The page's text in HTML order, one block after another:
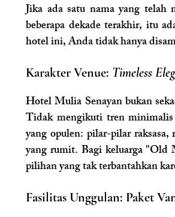
Jika ada satu nama yang
beberapa dekade terakhir, itu
hotel ini, Anda tidak hanya
Karakter Venue: Timeless
Hotel Mulia Senayan bukan
Tidak mengikuti tren minimalis
yang opulen: pilar-pilar
yang rumit. Bagi keluarga "Old
pilihan yang tak terbantahkan
Fasilitas Unggulan: Paket